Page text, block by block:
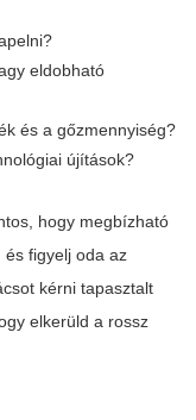
eldobható
és a gőzmennyiség?
újítások?
hogy megbízható
és figyelj oda az
kérni tapasztalt
elkerüld a rossz